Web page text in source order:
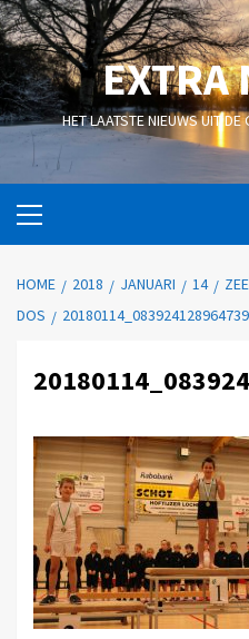
EXTRA
HET LAATSTE NIEUWS UIT
HOME 2018 JANUARI 14
DOS